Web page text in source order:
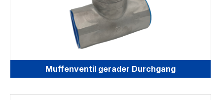
Muffenventil gerader Durchgang